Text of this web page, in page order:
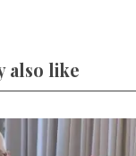
also like